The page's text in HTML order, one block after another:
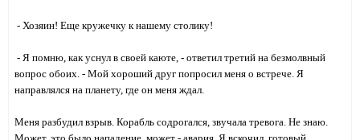
- Хозяин! Еще кружечку к нашему столику!
- Я помню, как уснул в своей каюте, - ответил третий на безмолвный
вопрос обоих. - Мой хороший друг попросил меня о встрече. Я
направлялся на планету, где он меня ждал.
Меня разбудил взрыв. Корабль содрогался, звучала тревога. Не знаю.